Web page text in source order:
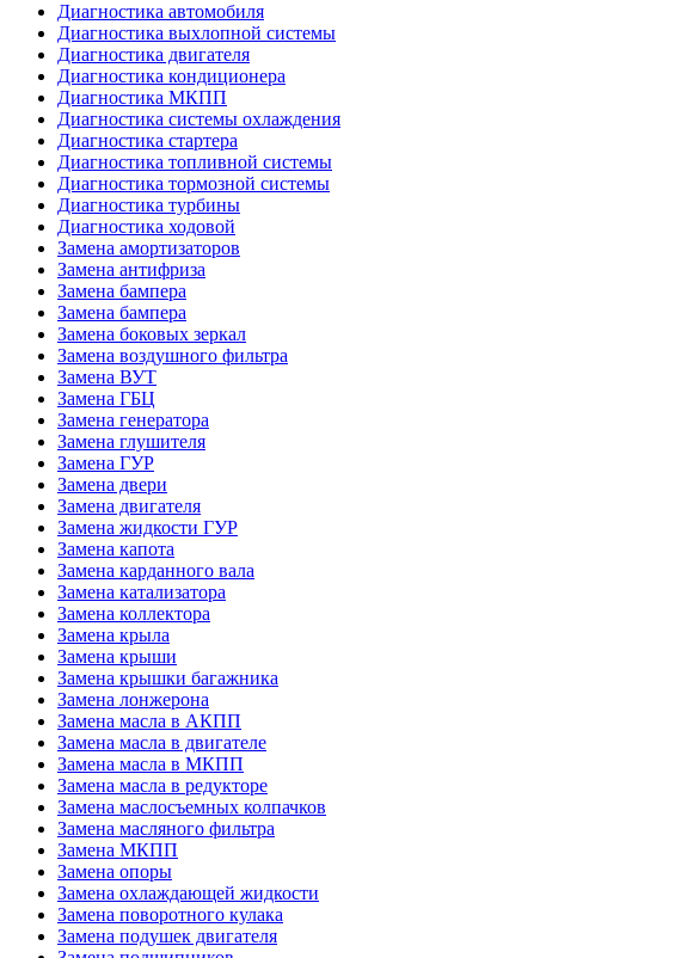
Диагностика автомобиля
Диагностика выхлопной системы
Диагностика двигателя
Диагностика кондиционера
Диагностика МКПП
Диагностика системы охлаждения
Диагностика стартера
Диагностика топливной системы
Диагностика тормозной системы
Диагностика турбины
Диагностика ходовой
Замена амортизаторов
Замена антифриза
Замена бампера
Замена бампера
Замена боковых зеркал
Замена воздушного фильтра
Замена ВУТ
Замена ГБЦ
Замена генератора
Замена глушителя
Замена ГУР
Замена двери
Замена двигателя
Замена жидкости ГУР
Замена капота
Замена карданного вала
Замена катализатора
Замена коллектора
Замена крыла
Замена крыши
Замена крышки багажника
Замена лонжерона
Замена масла в АКПП
Замена масла в двигателе
Замена масла в МКПП
Замена масла в редукторе
Замена маслосъемных колпачков
Замена масляного фильтра
Замена МКПП
Замена опоры
Замена охлаждающей жидкости
Замена поворотного кулака
Замена подушек двигателя